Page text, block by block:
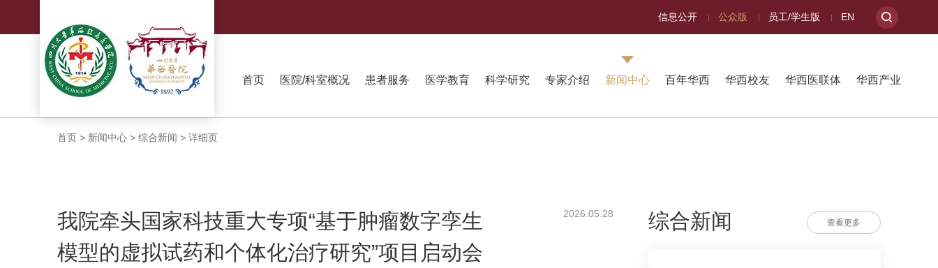
信息公开 公众版 员工/学生版 EN
首页 医院/科室概况 患者服务 医学教育 科学研究 专家介绍 新闻中心 百年华西 华西校友 华西医联体 华西产业
首页 > 新闻中心 > 综合新闻 > 详细页
我院牵头国家科技重大专项“基于肿瘤数字孪生
模型的虚拟试药和个体化治疗研究”项目启动会
2026.05.28 综合新闻 查看更多